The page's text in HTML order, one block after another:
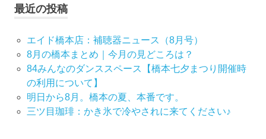
ゲ
ー
シ
ョ
ン
最近の投稿
エイド橋本店：補聴器ニュース（8月号）
8月の橋本まとめ｜今月の見どころは？
84みんなのダンススペース【橋本七夕まつり開催時
の利用について】
明日から8月。橋本の夏、本番です。
三ツ目珈琲：かき氷で冷やされに来てください♪